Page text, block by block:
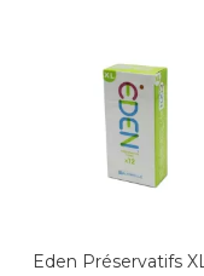
Eden Préservatifs